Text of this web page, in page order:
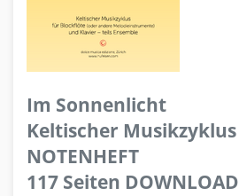
Im Sonnenlicht
Keltischer Musikzyklus
NOTENHEFT
117 Seiten DOWNLOAD